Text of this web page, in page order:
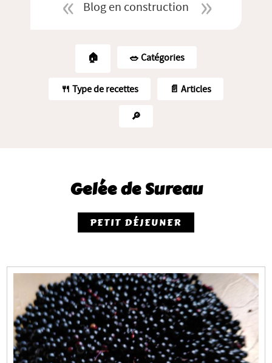
Blog en construction
🏠 🥗️ Catégories
🍴 Type de recettes 📄 Articles
🔎
Gelée de Sureau
PETIT DÉJEUNER